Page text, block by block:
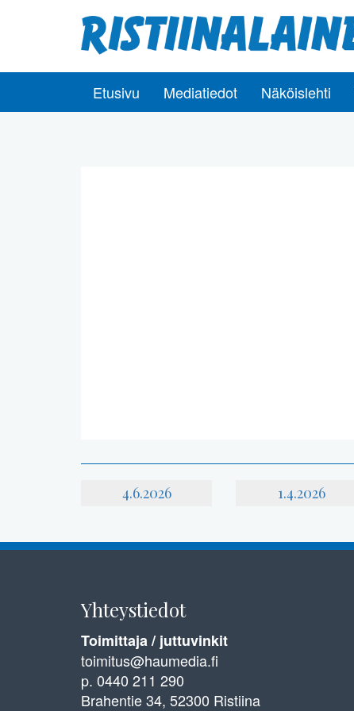
Etusivu Mediatiedot Näköislehti
4.6.2026 1.4.2026
Yhteystiedot
Toimittaja / juttuvinkit
toimitus@haumedia.fi
p. 0440 211 290
Brahentie 34, 52300 Ristiina